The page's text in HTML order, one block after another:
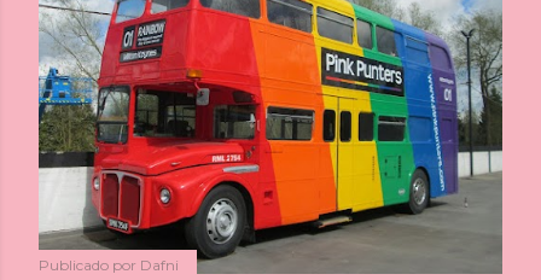
Publicado por Dafni